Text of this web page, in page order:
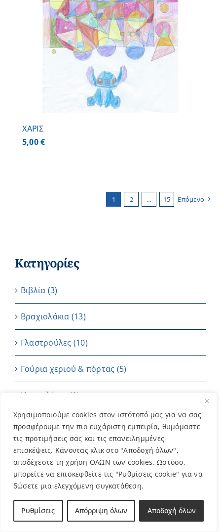
Χρησιμοποιούμε cookies στον ιστότοπό μας για να σας
προσφέρουμε την πιο ευχάριστη εμπειρία, θυμόμαστε
τις προτιμήσεις σας και τις επανειλημμένες
επισκέψεις. Κάνοντας κλικ στο "Αποδοχή όλων",
αποδέχεστε τη χρήση ΟΛΩΝ των cookies. Ωστόσο,
μπορείτε να επισκεφθείτε τις "Ρυθμίσεις cookie" για να
δώσετε μια ελεγχόμενη συγκατάθεση.
Ρυθμίσεις Απόρριψη όλων Αποδοχή όλων
ΧΑΡΙΣ
5,00€
1 2 … 15 Επόμενο
Κατηγορίες
Βιβλία (3)
Βραχιολάκια (13)
Γλαστρούλες (10)
Γούρια χεριού & πόρτας (5)
Ημερολόγιο (1)
Καρτούλες
Κεριά (7)
Μπαντάνες(2)
Μπομπονιέρες(202)